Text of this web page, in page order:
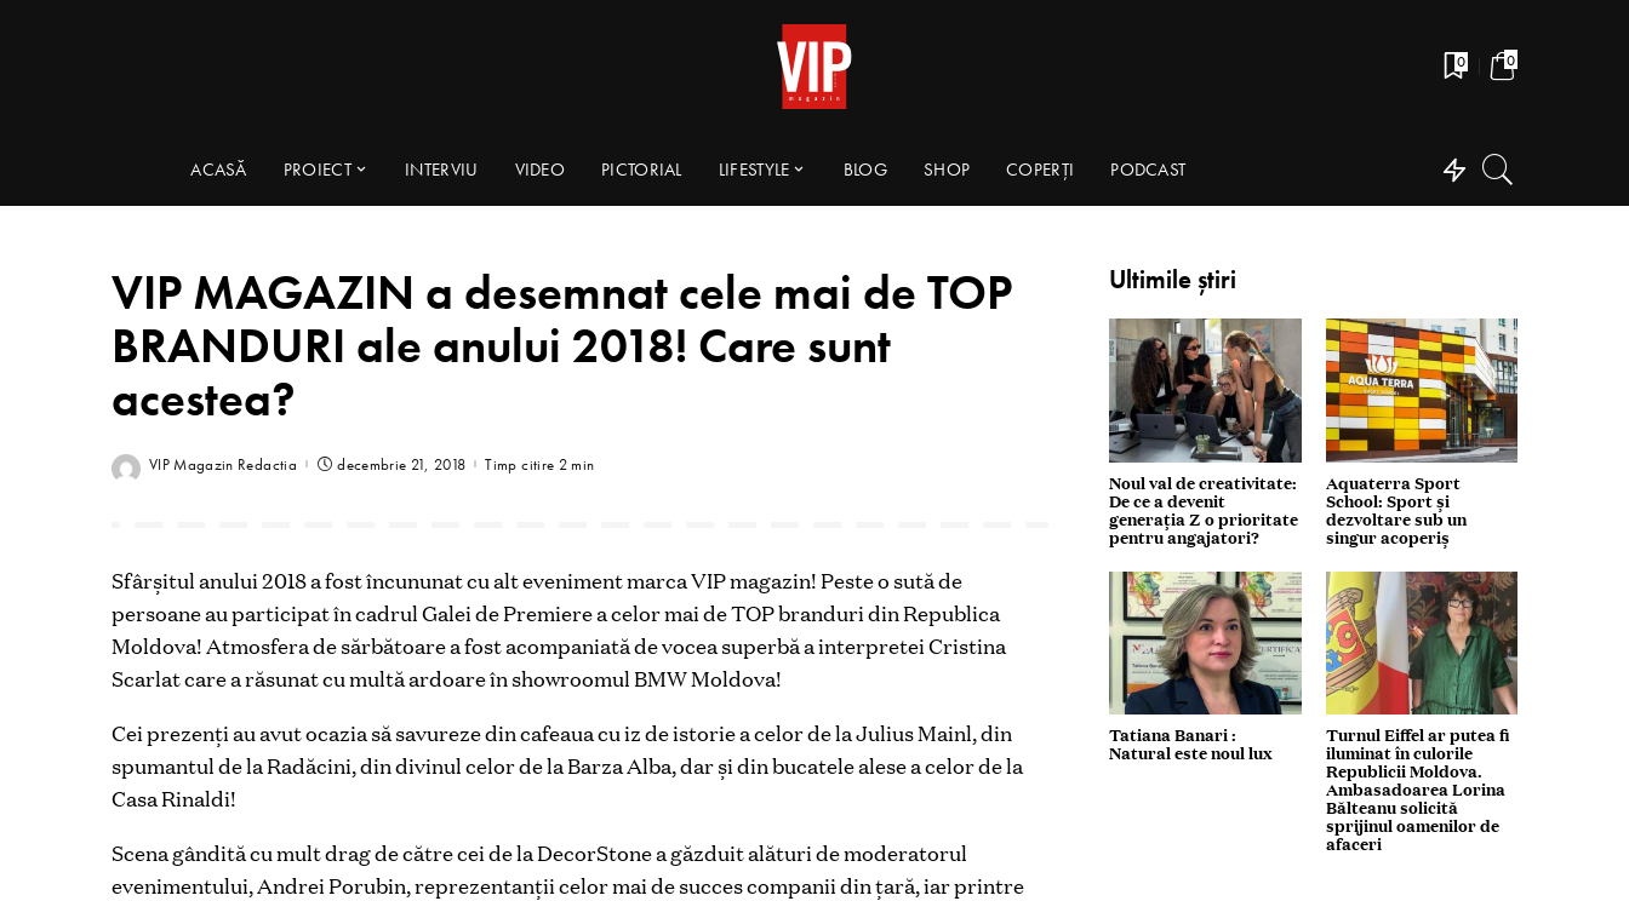
0 0
ACASĂ PROIECT INTERVIU VIDEO PICTORIAL LIFESTYLE BLOG SHOP COPERȚI PODCAST
VIP MAGAZIN a desemnat cele mai de TOP
BRANDURI ale anului 2018! Care sunt
acestea?
VIP Magazin Redactia decembrie 21, 2018 Timp citire 2 min
Sfârșitul anului 2018 a fost încununat cu alt eveniment marca VIP magazin! Peste o sută de
persoane au participat în cadrul Galei de Premiere a celor mai de TOP branduri din Republica
Moldova! Atmosfera de sărbătoare a fost acompaniată de vocea superbă a interpretei Cristina
Scarlat care a răsunat cu multă ardoare în showroomul BMW Moldova!
Cei prezenți au avut ocazia să savureze din cafeaua cu iz de istorie a celor de la Julius Mainl, din
spumantul de la Radăcini, din divinul celor de la Barza Alba, dar și din bucatele alese a celor de la
Casa Rinaldi!
Scena gândită cu mult drag de către cei de la DecorStone a găzduit alături de moderatorul
evenimentului, Andrei Porubin, reprezentanții celor mai de succes companii din țară, iar printre
Ultimile știri
Noul val de creativitate:
De ce a devenit
generația Z o prioritate
pentru angajatori?
Aquaterra Sport
School: Sport și
dezvoltare sub un
singur acoperiș
Tatiana Banari :
Natural este noul lux
Turnul Eiffel ar putea fi
iluminat în culorile
Republicii Moldova.
Ambasadoarea Lorina
Bălteanu solicită
sprijinul oamenilor de
afaceri